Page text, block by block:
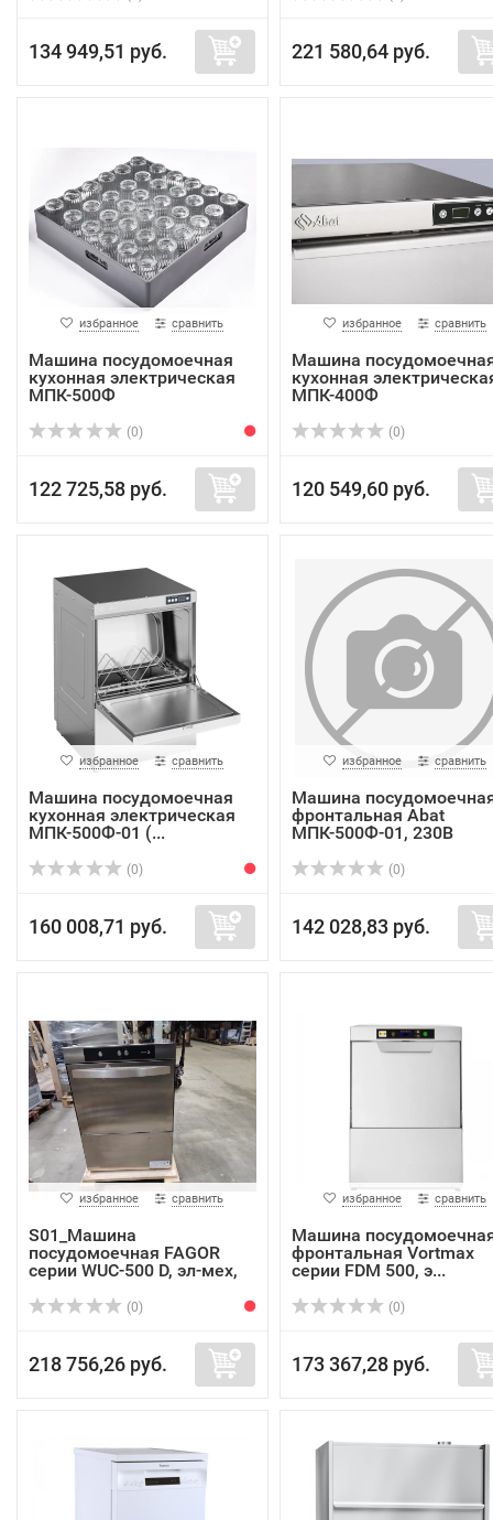
134 949,51 руб. 221 580,64 руб.
избранное сравнить
Машина посудомоечная
кухонная электрическая
МПК-500Ф
(0)
122 725,58 руб.
избранное сравнить
Машина
кухонная
МПК-400Ф
(0)
120 549,60 руб.
избранное сравнить
Машина посудомоечная
кухонная электрическая
МПК-500Ф-01 (...
(0)
160 008,71 руб.
избранное сравнить
Машина
фронтальная Abat
МПК-500Ф-01, 230В
(0)
142 028,83 руб.
избранное сравнить
S01_Машина
посудомоечная FAGOR
серии WUC-500 D, эл-мех,
(0)
218 756,26 руб.
избранное сравнить
Машина
фронтальная Vortmax
серии FDM 500, э...
(0)
173 367,28 руб.